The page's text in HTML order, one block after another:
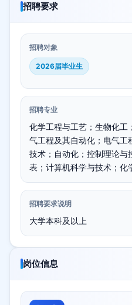
招聘要求
招聘对象
2026届毕业生
招聘专业
化学工程与工艺；生物化工
气工程及其自动化；电气工
技术；自动化；控制理论与
表；计算机科学与技术；化
招聘要求说明
大学本科及以上
岗位信息